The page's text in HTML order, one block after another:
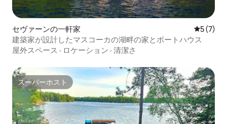
セヴァーンの一軒家 レビュー
5 (7)
建築家が設計したマスコーカの湖畔の家とボートハウス
屋外スペース · ロケーション · 清潔さ
スーパーホスト
スーパーホスト